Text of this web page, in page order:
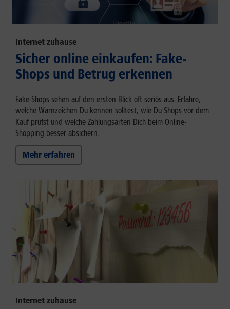
Internet zuhause
Sicher online einkaufen: Fake-
Shops und Betrug erkennen
Fake-Shops sehen auf den ersten Blick oft seriös aus. Erfahre,
welche Warnzeichen Du kennen solltest, wie Du Shops vor dem
Kauf prüfst und welche Zahlungsarten Dich beim Online-
Shopping besser absichern.
Mehr erfahren
Internet zuhause